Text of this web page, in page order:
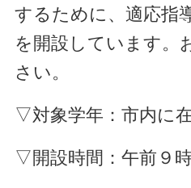
するために、適応指
を開設しています。
さい。
▽対象学年：市内に
▽開設時間：午前９